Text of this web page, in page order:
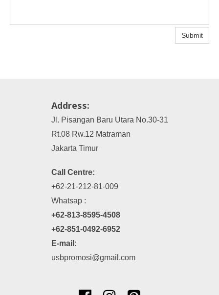
Submit
Address:
Jl. Pisangan Baru Utara No.30-31
Rt.08 Rw.12 Matraman
Jakarta Timur
Call Centre:
+62-21-212-81-009
Whatsap :
+62-813-8595-4508
+62-851-0492-6952
E-mail:
usbpromosi@gmail.com